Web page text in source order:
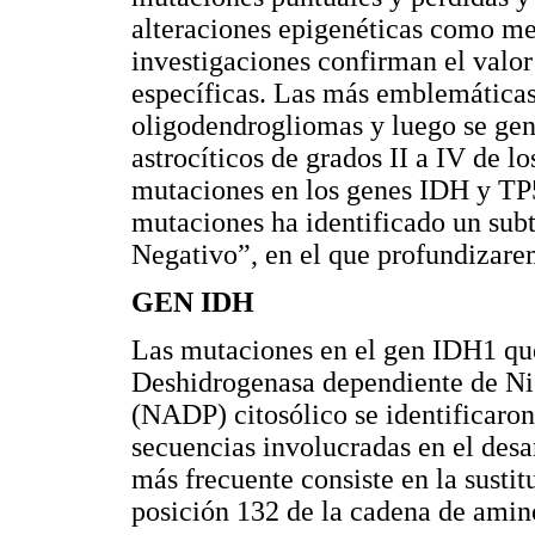
alteraciones epigenéticas como
investigaciones confirman el
específicas. Las más
oligodendrogliomas y luego se
astrocíticos de grados II a IV de
mutaciones en los genes IDH y
mutaciones ha identificado un
Negativo”, en el que
GEN IDH
Las mutaciones en el gen IDH1
Deshidrogenasa dependiente de
(NADP) citosólico se
secuencias involucradas en el
más frecuente consiste en la
posición 132 de la cadena de